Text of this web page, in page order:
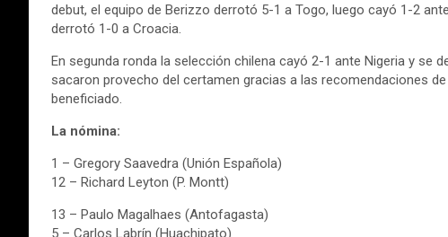
debut, el equipo de Berizzo derrotó 5-1 a Togo, luego cayó 1-2
derrotó 1-0 a Croacia.
En segunda ronda la selección chilena cayó 2-1 ante Nigeria y se
sacaron provecho del certamen gracias a las recomendaciones
beneficiado.
La nómina:
1 – Gregory Saavedra (Unión Española)
12 – Richard Leyton (P. Montt)
13 – Paulo Magalhaes (Antofagasta)
5 – Carlos Labrín (Huachipato)